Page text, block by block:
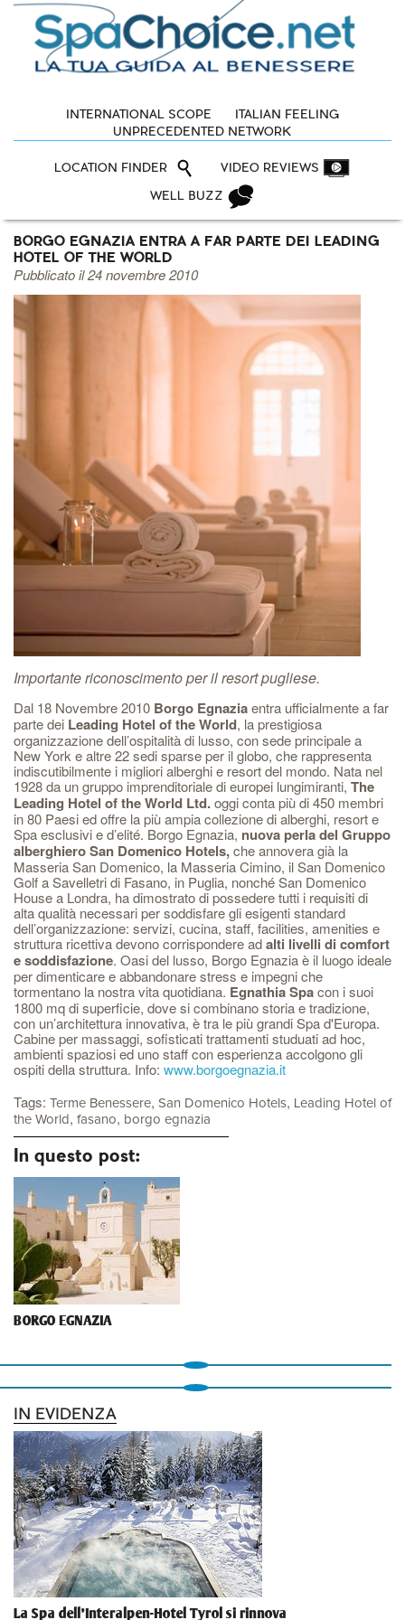
INTERNATIONAL SCOPE
ITALIAN FEELING
UNPRECEDENTED NETWORK
LOCATION FINDER VIDEO REVIEWS
WELL BUZZ
BORGO EGNAZIA ENTRA A FAR PARTE DEI LEADING
HOTEL OF THE WORLD
Pubblicato il 24 novembre 2010
Importante riconoscimento per il resort pugliese.
Dal 18 Novembre 2010 Borgo Egnaziaentra ufficialmente a far
parte dei Leading Hotel of the World, la prestigiosa
organizzazione dell’ospitalità di lusso, con sede principale a
New York e altre 22 sedi sparse per il globo, che rappresenta
indiscutibilmente i migliori alberghi e resort del mondo. Nata nel
1928 da un gruppo imprenditoriale di europei lungimiranti, The
Leading Hotel of the World Ltd.oggi conta più di 450 membri
in 80 Paesi ed offre la più ampia collezione di alberghi, resort e
Spa esclusivi e d’elité. Borgo Egnazia, nuova perla del Gruppo
alberghiero San Domenico Hotels,che annovera già la
Masseria San Domenico, la Masseria Cimino, il San Domenico
Golf a Savelletri di Fasano, in Puglia, nonché San Domenico
House a Londra, ha dimostrato di possedere tutti i requisiti di
alta qualità necessari per soddisfare gli esigenti standard
dell’organizzazione: servizi, cucina, staff, facilities, amenities e
struttura ricettiva devono corrispondere adalti livelli di comfort
e soddisfazione. Oasi del lusso, Borgo Egnazia è il luogo ideale
per dimenticare e abbandonare stress e impegni che
tormentano la nostra vita quotidiana. Egnathia Spacon i suoi
1800 mq di superficie, dove si combinano storia e tradizione,
con un’architettura innovativa, è tra le più grandi Spa d'Europa.
Cabine per massaggi, sofisticati trattamenti studuati ad hoc,
ambienti spaziosi ed uno staff con esperienza accolgono gli
ospiti della struttura. Info: www.borgoegnazia.it
Tags: Terme Benessere, San Domenico Hotels,
Leading Hotel of
the World , fasano, borgo egnazia
In questo post:
BORGO EGNAZIA
IN EVIDENZA
La Spa dell'Interalpen-Hotel Tyrol si rinnova